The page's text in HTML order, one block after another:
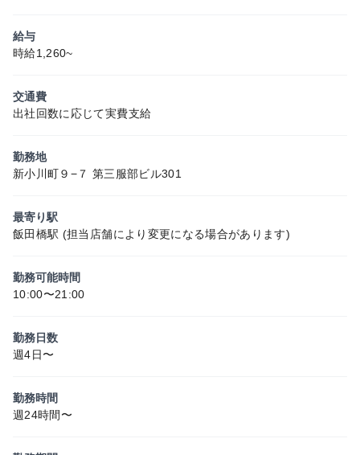
給与
時給1,260~
交通費
出社回数に応じて実費支給
勤務地
新小川町９−７ 第三服部ビル301
最寄り駅
飯田橋駅 (担当店舗により変更になる場合があります)
勤務可能時間
10:00〜21:00
勤務日数
週4日〜
勤務時間
週24時間〜